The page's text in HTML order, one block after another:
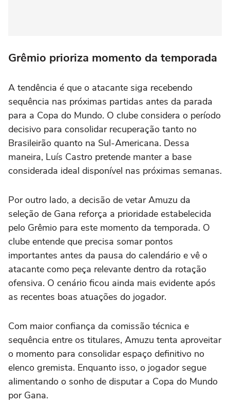
Grêmio prioriza momento da temporada
A tendência é que o atacante siga recebendo
sequência nas próximas partidas antes da parada
para a Copa do Mundo. O clube considera o período
decisivo para consolidar recuperação tanto no
Brasileirão quanto na Sul-Americana. Dessa
maneira, Luís Castro pretende manter a base
considerada ideal disponível nas próximas semanas.
Por outro lado, a decisão de vetar Amuzu da
seleção de Gana reforça a prioridade estabelecida
pelo Grêmio para este momento da temporada. O
clube entende que precisa somar pontos
importantes antes da pausa do calendário e vê o
atacante como peça relevante dentro da rotação
ofensiva. O cenário ficou ainda mais evidente após
as recentes boas atuações do jogador.
Com maior confiança da comissão técnica e
sequência entre os titulares, Amuzu tenta aproveitar
o momento para consolidar espaço definitivo no
elenco gremista. Enquanto isso, o jogador segue
alimentando o sonho de disputar a Copa do Mundo
por Gana.